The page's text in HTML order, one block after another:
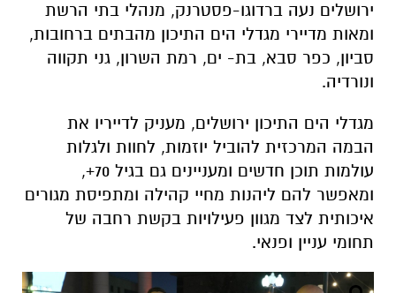
ירושלים נעה ברדוגו-פסטרנק, מנהלי בתי הרשת
ומאות מדיירי מגדלי הים התיכון מהבתים ברחובות,
סביון, כפר סבא, בת- ים, רמת השרון, גני תקווה
ונורדיה.
מגדלי הים התיכון ירושלים, מעניק לדייריו את
הבמה המרכזית להוביל יוזמות, לחוות ולגלות
עולמות תוכן חדשים ומעניינים גם בגיל 70+,
ומאפשר להם ליהנות מחיי קהילה ומתפיסת מגורים
איכותית לצד מגוון פעילויות בקשת רחבה של
תחומי עניין ופנאי.